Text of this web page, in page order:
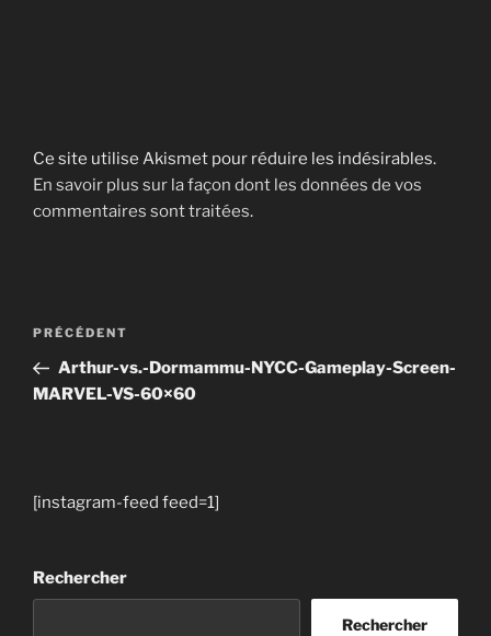
Ce site utilise Akismet pour réduire les indésirables.
En savoir plus sur la façon dont les données de vos
commentaires sont traitées.
Navigation
l’article
Article
précédent
PRÉCÉDENT
Arthur-vs.-Dormammu-NYCC-Gameplay-Screen-
MARVEL-VS-60×60
[instagram-feed feed=1]
Rechercher
Rechercher